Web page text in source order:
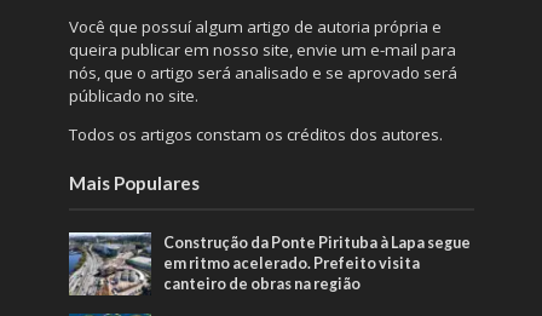
Você que possuí algum artigo de autoria própria e
queira publicar em nosso site, envie um e-mail para
nós, que o artigo será analisado e se aprovado será
públicado no site.
Todos os artigos constam os créditos dos autores.
Mais Populares
Construção da Ponte Pirituba à Lapa segue
em ritmo acelerado. Prefeito visita
canteiro de obras na região